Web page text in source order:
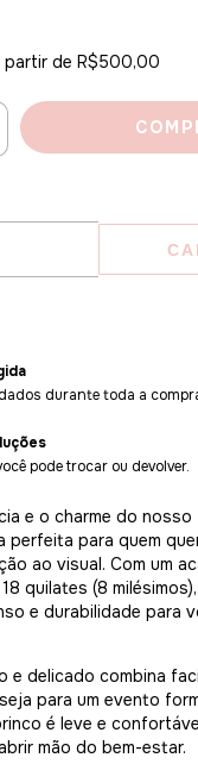
partir de R$500,00
durante toda a
pode trocar ou devolver.
e o charme do nosso
perfeita para quem
ao visual. Com um
quilates (8
e durabilidade para
e delicado combina
para um evento
é leve e
mão do bem-estar.